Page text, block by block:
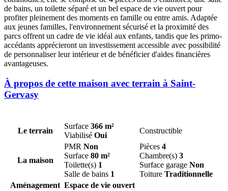
de bains, un toilette séparé et un bel espace de vie ouvert pour
profiter pleinement des moments en famille ou entre amis. Adaptée
aux jeunes familles, l'environnement sécurisé et la proximité des
parcs offrent un cadre de vie idéal aux enfants, tandis que les primo-
accédants apprécieront un investissement accessible avec possibilité
de personnaliser leur intérieur et de bénéficier d'aides financières
avantageuses.
À propos de cette maison avec terrain à Saint-
Gervasy
Le terrain
Surface 366 m²
Viabilisé Oui
Constructible
La maison
PMR Non
Surface 80 m²
Toilette(s) 1
Salle de bains 1
Pièces 4
Chambre(s) 3
Surface garage Non
Toiture Traditionnelle
Aménagement Espace de vie ouvert